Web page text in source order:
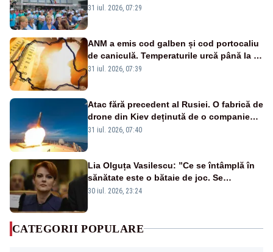
Legii salarizării
31 iul. 2026, 07:29
ANM a emis cod galben și cod portocaliu
de caniculă. Temperaturile urcă până la 38
de grade, iar nopțile devin tropicale
31 iul. 2026, 07:39
Atac fără precedent al Rusiei. O fabrică de
drone din Kiev deținută de o companie
americană, distrusă de o rachetă
31 iul. 2026, 07:40
Lia Olguța Vasilescu: ”Ce se întâmplă în
sănătate este o bătaie de joc. Se
guvernează extraordinar de prost”
30 iul. 2026, 23:24
CATEGORII POPULARE